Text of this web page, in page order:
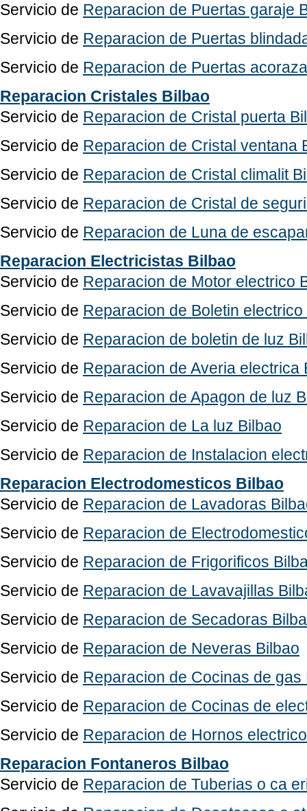
Servicio de Reparacion de Puertas garaje
Servicio de Reparacion de Puertas
Servicio de Reparacion de Puertas
Reparacion Cristales Bilbao
Servicio de Reparacion de Cristal puerta
Servicio de Reparacion de Cristal ventana
Servicio de Reparacion de Cristal climalit
Servicio de Reparacion de Cristal de
Servicio de Reparacion de Luna de
Reparacion Electricistas Bilbao
Servicio de Reparacion de Motor electrico
Servicio de Reparacion de Boletin electrico
Servicio de Reparacion de boletin de luz
Servicio de Reparacion de Averia electrica
Servicio de Reparacion de Apagon de luz
Servicio de Reparacion de La luz Bilbao
Servicio de Reparacion de Instalacion
Reparacion Electrodomesticos Bilbao
Servicio de Reparacion de Lavadoras
Servicio de Reparacion de
Servicio de Reparacion de Frigorificos
Servicio de Reparacion de Lavavajillas
Servicio de Reparacion de Secadoras
Servicio de Reparacion de Neveras Bilbao
Servicio de Reparacion de Cocinas de gas
Servicio de Reparacion de Cocinas de
Servicio de Reparacion de Hornos
Reparacion Fontaneros Bilbao
Servicio de Reparacion de Tuberias o ca